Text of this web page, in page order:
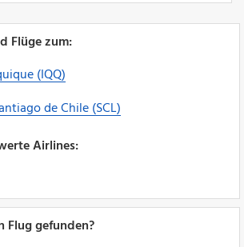
Flüge zum:
(IQQ)
de Chile (SCL)
Airlines:
Flug gefunden?